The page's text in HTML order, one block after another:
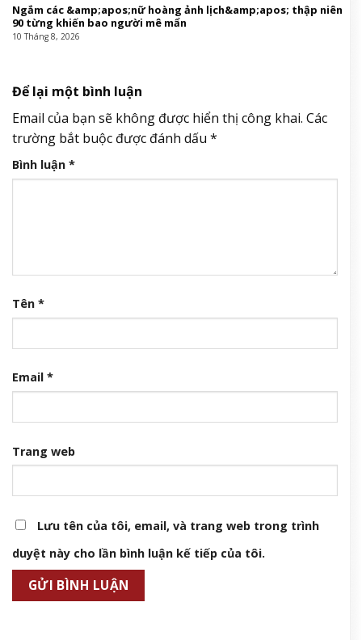
Ngắm các &amp;apos;nữ hoàng ảnh lịch&amp;apos; thập niên
90 từng khiến bao người mê mẩn
10 Tháng 8, 2026
Để lại một bình luận
Email của bạn sẽ không được hiển thị công khai. Các
trường bắt buộc được đánh dấu *
Bình luận *
Tên *
Email *
Trang web
Lưu tên của tôi, email, và trang web trong trình
duyệt này cho lần bình luận kế tiếp của tôi.